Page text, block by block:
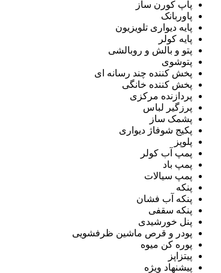
پاپ کورن ساز
پاوربانک
پایه دیواری تلویزیون
پایه کولر
پتو و بالش و روبالشی
پتوشوی
پخش کننده چند رسانه ای
پخش کننده خانگی
پردازنده مرکزی
پرزگیر لباس
پشمک ساز
پکیج شوفاژ دیواری
پلوپز
پمپ آب کولر
پمپ باد
پمپ سیالات
پنکه
پنکه آب فشان
پنکه سقفی
پنل خورشیدی
پودر و قرص ماشین ظرفشویی
پوره کن میوه
پیتزاپز
پیشنهاد ویژه